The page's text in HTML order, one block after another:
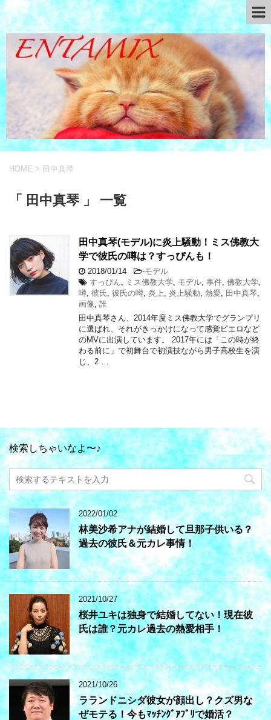
HOME > 田中真琴
「 田中真琴 」 一覧
田中真琴(モデル)に炎上騒動！ミス佛教大
学で彼氏の噂は？すっぴんも！
2018/01/14 -モデル
すっぴん
ミス佛教大学 モデル 事件 佛教大学
噂 彼氏 彼氏の噂 炎上 炎上騒動 熱愛 田中真琴
画像 誰
田中真琴さん、2014年度ミス佛教大学でグランプリ
に選ばれ、それがきっかけになって感覚ピエロなど
のMVに出演しています。 2017年には「この時が終
わる前に」で初舞台で初演技ながら男子高校生を演
じ、2 …
検索しちゃいなよ〜♪
2022/01/02
林美沙希アナが結婚して旦那子供いる？
過去の彼氏＆元カレ事情！
2021/10/27
桜井ユキは独身で結婚してない！現在彼
氏は誰？元カレ過去の熱愛相手！
2021/10/26
ラランドニシダ彼女が顔出し？クズ男な
ぜモテる！今もﾏｯﾁﾝｸﾞｱﾌﾟﾘで婚活？